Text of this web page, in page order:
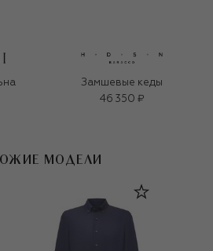
Замшевые кеды
46 350 ₽
МОДЕЛИ